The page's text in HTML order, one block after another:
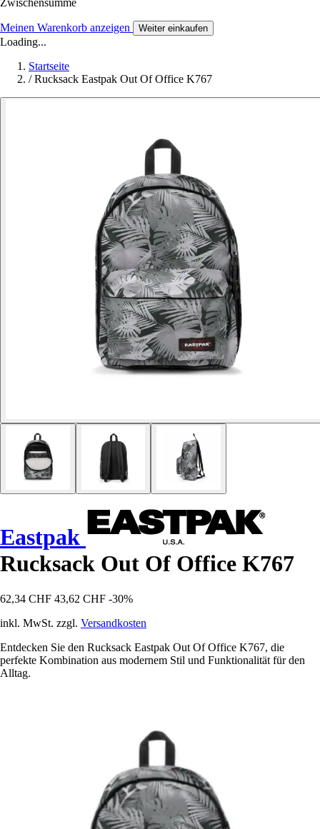
Zwischensumme
Meinen Warenkorb anzeigen Weiter einkaufen
Loading...
Startseite
/ Rucksack Eastpak Out Of Office K767
Eastpak
Rucksack Out Of Office K767
62,34 CHF 43,62 CHF -30%
inkl. MwSt. zzgl. Versandkosten
Entdecken Sie den Rucksack Eastpak Out Of Office K767, die
perfekte Kombination aus modernem Stil und Funktionalität für den
Alltag.